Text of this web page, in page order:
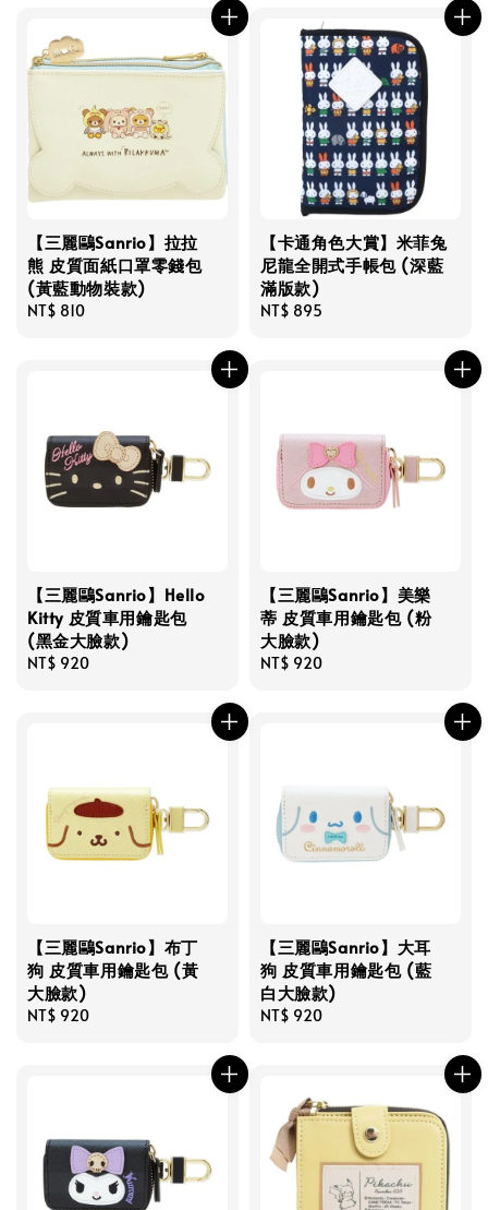
【三麗鷗Sanrio】拉拉
熊 皮質面紙口罩零錢包
(黃藍動物裝款)
Regular
NT$ 810
【卡通角色大賞】米菲兔
尼龍全開式手帳包 (深藍
滿版款)
Regular
NT$ 895
【三麗鷗Sanrio】Hello
Kitty 皮質車用鑰匙包
(黑金大臉款)
Regular
NT$ 920
【三麗鷗Sanrio】美樂
蒂 皮質車用鑰匙包 (粉
大臉款)
Regular
NT$ 920
【三麗鷗Sanrio】布丁
狗 皮質車用鑰匙包 (黃
大臉款)
Regular
NT$ 920
【三麗鷗Sanrio】大耳
狗 皮質車用鑰匙包 (藍
白大臉款)
Regular
NT$ 920